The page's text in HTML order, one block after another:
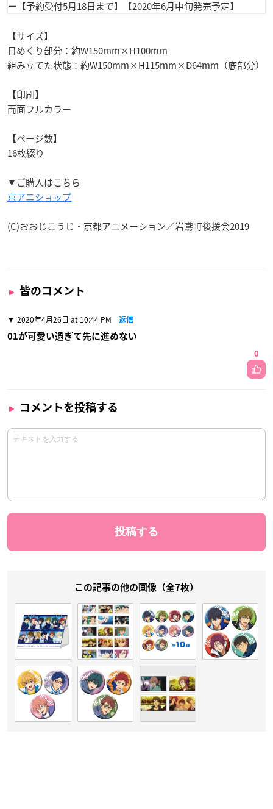
【サイズ】
日めくり部分：約W150mm×H100mm
組み立てた状態：約W150mm×H115mm×D64mm（底部分）
【印刷】
両面フルカラー
【ページ数】
16枚綴り
▼ご購入はこちら
京アニショップ
(C)おおじこうじ・京都アニメーション／岩鳶町後援会2019
皆のコメント
2020年4月26日 at 10:44 PM 返信
01が可愛い過ぎて先に進めない
0
コメントを投稿する
この記事の他の画像（全7枚）